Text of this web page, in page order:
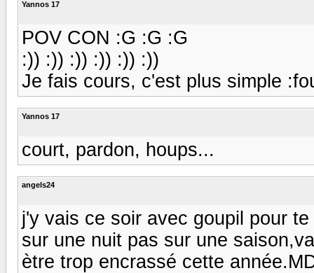
Yannos 17
POV CON :G :G :G
:)) :)) :)) :)) :)) :))
Je fais cours, c'est plus simple
Yannos 17
court, pardon, houps...
angels24
j'y vais ce soir avec goupil pour
sur une nuit pas sur une
ètre trop encrassé cette